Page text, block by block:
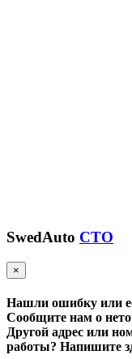
SwedAuto СТО
×
Нашли ошибку или
Сообщите нам о
Другой адрес или
работы? Напишите